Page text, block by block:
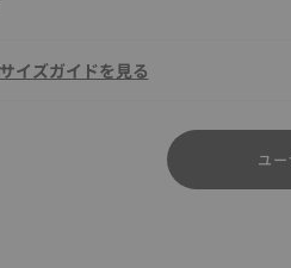
イズガイドを見る
ユ